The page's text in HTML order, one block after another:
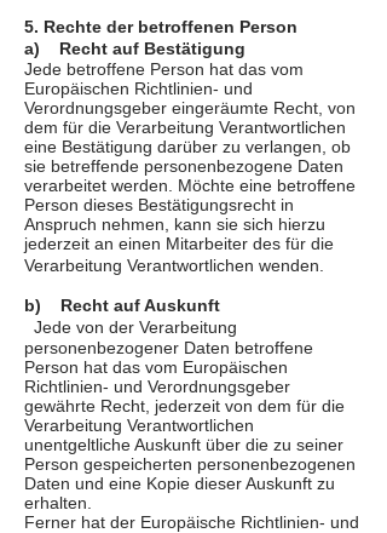
5. Rechte der betroffenen Person
a) Recht auf Bestätigung
Jede betroffene Person hat das vom
Europäischen Richtlinien- und
Verordnungsgeber eingeräumte Recht, von
dem für die Verarbeitung Verantwortlichen
eine Bestätigung darüber zu verlangen, ob
sie betreffende personenbezogene Daten
verarbeitet werden. Möchte eine betroffene
Person dieses Bestätigungsrecht in
Anspruch nehmen, kann sie sich hierzu
jederzeit an einen Mitarbeiter des für die
Verarbeitung Verantwortlichen wenden.
b) Recht auf Auskunft
Jede von der Verarbeitung
personenbezogener Daten betroffene
Person hat das vom Europäischen
Richtlinien- und Verordnungsgeber
gewährte Recht, jederzeit von dem für die
Verarbeitung Verantwortlichen
unentgeltliche Auskunft über die zu seiner
Person gespeicherten personenbezogenen
Daten und eine Kopie dieser Auskunft zu
erhalten.
Ferner hat der Europäische Richtlinien- und